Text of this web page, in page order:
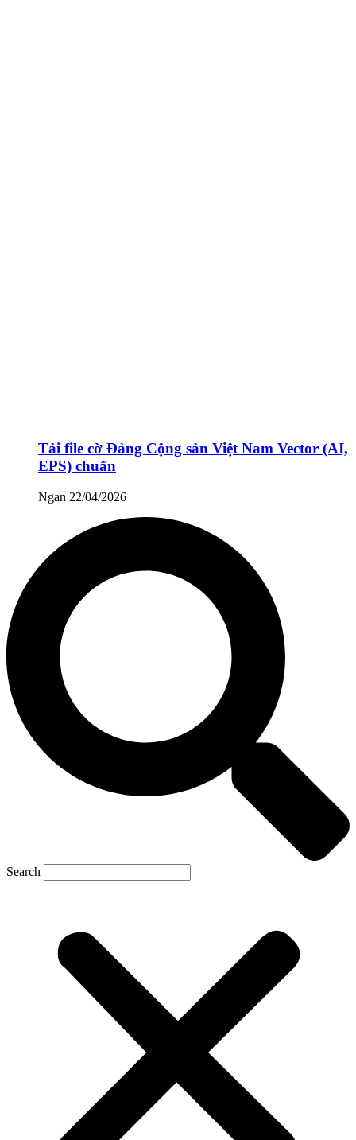
Tải file cờ Đảng Cộng sản Việt Nam Vector (AI,
EPS) chuẩn
Ngan 22/04/2026
Search